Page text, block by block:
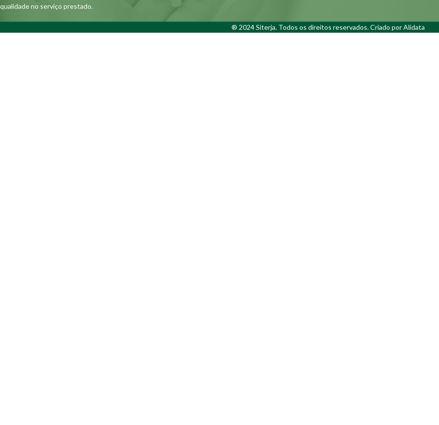
qualidade no serviço prestado.
® 2024 Siterja. Todos os direitos reservados. Criado porAlidata